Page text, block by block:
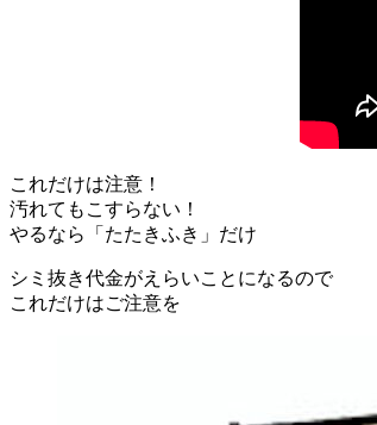
これだけは注意！
汚れてもこすらない！
やるなら「たたきふき」だけ
シミ抜き代金がえらいことになるので
これだけはご注意を